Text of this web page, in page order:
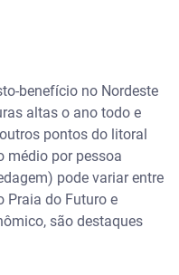
benefício no Nordeste
altas o ano todo e
pontos do litoral
médio por pessoa
pode variar entre
Praia do Futuro e
são destaques